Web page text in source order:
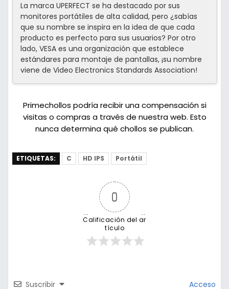
La marca UPERFECT se ha destacado por sus
monitores portátiles de alta calidad, pero ¿sabías
que su nombre se inspira en la idea de que cada
producto es perfecto para sus usuarios? Por otro
lado, VESA es una organización que establece
estándares para montaje de pantallas, ¡su nombre
viene de Video Electronics Standards Association!
Primechollos podría recibir una compensación si
visitas o compras a través de nuestra web. Esto
nunca determina qué chollos se publican.
ETIQUETAS: C HD IPS Portátil
0
Calificación del ar
tículo
Suscribir Acceso